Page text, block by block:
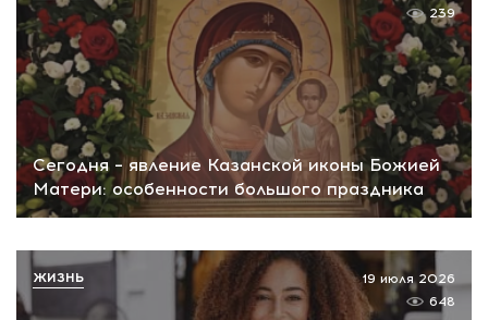
Сегодня – явление Казанской иконы Божией
Матери: особенности большого праздника
239
19 июля 2026
648
ЖИЗНЬ